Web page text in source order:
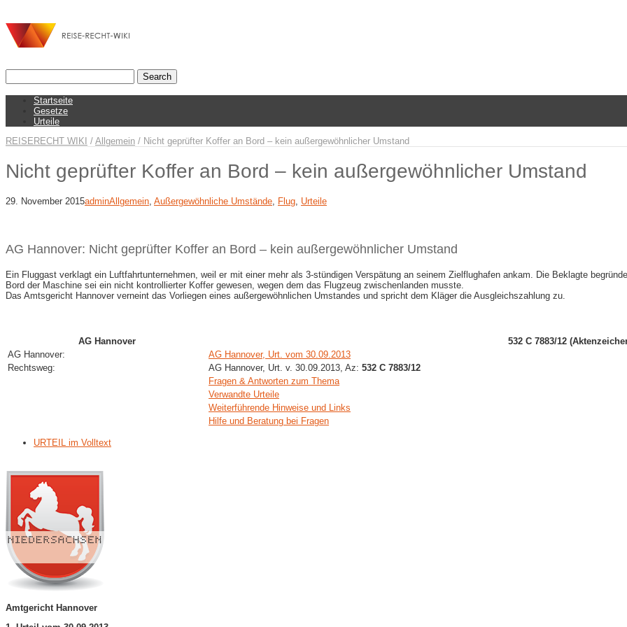
Startseite
Gesetze
Urteile
REISERECHT WIKI / Allgemein / Nicht geprüfter Koffer an Bord – kein außergewöhnlicher Umstand
Nicht geprüfter Koffer an Bord – kein außergewöhnlicher Umstand
29. November 2015adminAllgemein Außergewöhnliche Umstände Flug Urteile
AG Hannover: Nicht geprüfter Koffer an Bord – kein außergewöhnlicher Umstand
Ein Fluggast verklagt ein Luftfahrtunternehmen, weil er mit einer mehr als 3-stündigen Verspätung an seinem Zielflughafen ankam. Die Beklagte
Bord der Maschine sei ein nicht kontrollierter Koffer gewesen, wegen dem das Flugzeug zwischenlanden musste.
Das Amtsgericht Hannover verneint das Vorliegen eines außergewöhnlichen Umstandes und spricht dem Kläger die Ausgleichszahlung zu.
AG Hannover
532 C 7883/12
AG Hannover:
AG Hannover, Urt. vom 30.09.2013
Rechtsweg:
AG Hannover, Urt. v. 30.09.2013, Az: 532 C 7883/12
Fragen & Antworten zum Thema
Verwandte Urteile
Weiterführende Hinweise und Links
Hilfe und Beratung bei Fragen
URTEIL im Volltext
Amtgericht Hannover